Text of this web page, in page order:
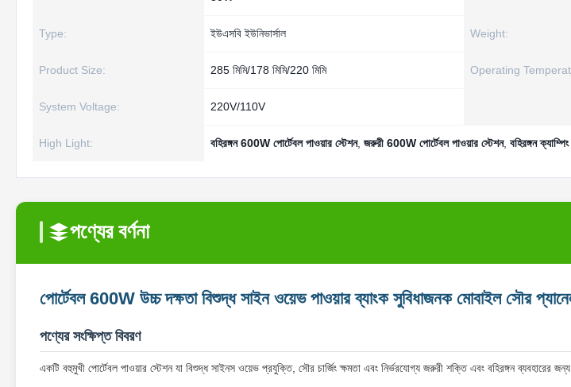
Type: ইউএসবি ইউনিভার্সাল Weight:
Product Size: 285 মিমি/178 মিমি/220 মিমি Operating
System Voltage: 220V/110V
High Light: বহিরঙ্গন 600W পোর্টেবল পাওয়ার স্টেশন, জরুরী 600W পোর্টেবল পাওয়ার স্টেশন, বহিরঙ্গন
পণ্যের বর্ণনা
পোর্টেবল 600W উচ্চ দক্ষতা বিশুদ্ধ সাইন ওয়েভ পাওয়ার ব্যাংক সুবিধাজনক মোবাইল সৌর
পণ্যের সংক্ষিপ্ত বিবরণ
একটি বহুমুখী পোর্টেবল পাওয়ার স্টেশন যা বিশুদ্ধ সাইনস ওয়েভ প্রযুক্তি, সৌর চার্জিং ক্ষমতা এবং নির্ভরযোগ্য জরুরী শক্তি এবং বহিরঙ্গন ব্যবহারের